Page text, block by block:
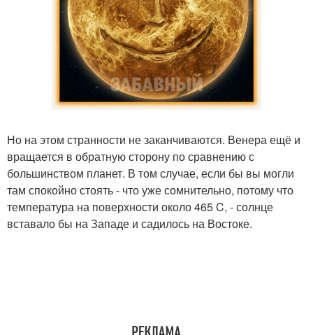
Но на этом странности не заканчиваются. Венера ещё и
вращается в обратную сторону по сравнению с
большинством планет. В том случае, если бы вы могли
там спокойно стоять - что уже сомнительно, потому что
температура на поверхности около 465 C, - солнце
вставало бы на Западе и садилось на Востоке.